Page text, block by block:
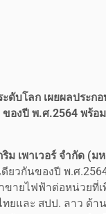
บโลก เผยผลประก
องปี พ.ศ.2564 พร้อ
ม เพาเวอร์ จำกัด (ม
ดียวกันของปี พ.ศ
ขายไฟฟ้าต่อหน่วยที่
ยและ สปป. ลาว ด้า